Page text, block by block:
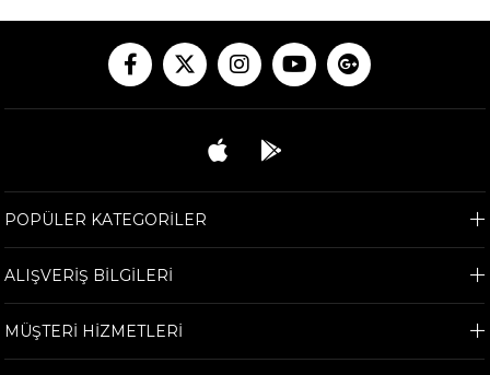
POPÜLER KATEGORİLER
ALIŞVERİŞ BİLGİLERİ
MÜŞTERİ HİZMETLERİ